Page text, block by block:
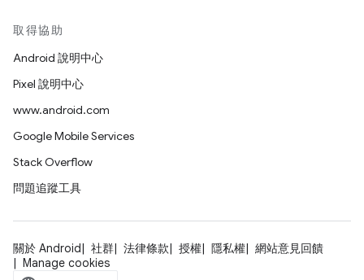
取得協助
Android 說明中心
Pixel 說明中心
www.android.com
Google Mobile Services
Stack Overflow
問題追蹤工具
關於 Android 社群 法律條款 授權 隱私權
網站意見回饋
Manage cookies